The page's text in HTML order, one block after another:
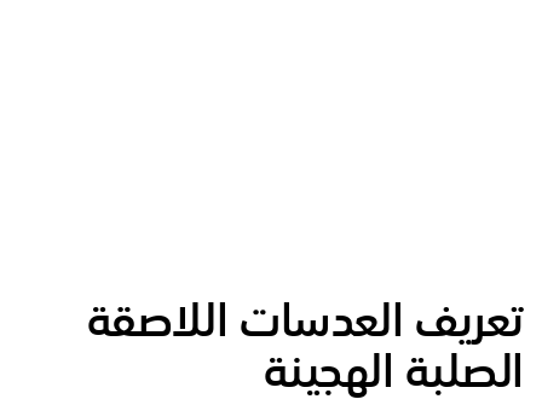
تعريف العدسات اللاصقة
الصلبة الهجينة